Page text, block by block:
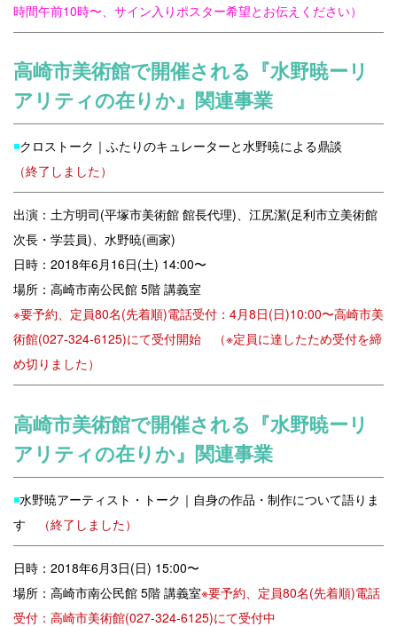
時間午前10時〜、サイン入りポスター希望とお伝えください）
高崎市美術館で開催される『水野暁ーリ
アリティの在りか』関連事業
◾️クロストーク｜ふたりのキュレーターと水野暁による鼎談
（終了しました）
出演：土方明司(平塚市美術館 館長代理)、江尻潔(足利市立美術館
次長・学芸員)、水野暁(画家)
日時：2018年6月16日(土) 14:00〜
場所： 高崎市南公民館 5階 講義室
※要予約、定員80名(先着順)電話受付：4月8日(日)10:00〜高崎市美
術館(027-324-6125)にて受付開始 （※定員に達したため受付を締
め切りました）
高崎市美術館で開催される『水野暁ーリ
アリティの在りか』関連事業
◾️水野暁アーティスト・トーク｜自身の作品・制作について語りま
す
（終了しました）
日時：2018年6月3日(日) 15:00〜
場所：高崎市南公民館 5階 講義室※要予約、定員80名(先着順)電話
受付：高崎市美術館(027-324-6125)にて受付中